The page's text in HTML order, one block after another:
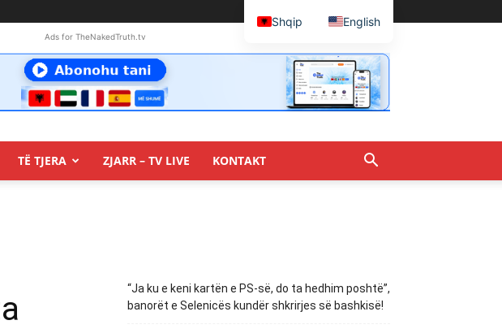
Ads for TheNakedTruth.tv
TË TJERA ZJARR – TV LIVE KONTAKT
“Ja ku e keni kartën e PS-së, do ta hedhim poshtë”,
banorët e Selenicës kundër shkrirjes së bashkisë!
Shqip English